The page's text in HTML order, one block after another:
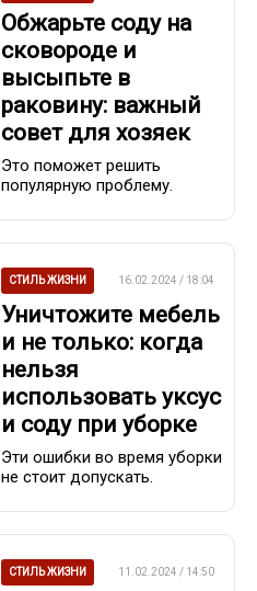
Обжарьте соду на
сковороде и
высыпьте в
раковину: важный
совет для хозяек
Это поможет решить
популярную проблему.
СТИЛЬ ЖИЗНИ 16.02.2024 / 18:04
Уничтожите мебель
и не только: когда
нельзя
использовать уксус
и соду при уборке
Эти ошибки во время уборки
не стоит допускать.
СТИЛЬ ЖИЗНИ 11.02.2024 / 14:50